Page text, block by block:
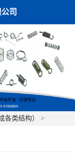
司
各类结构） >